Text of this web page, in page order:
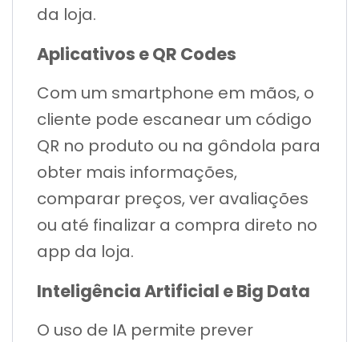
da loja.
Aplicativos e QR Codes
Com um smartphone em mãos, o
cliente pode escanear um código
QR no produto ou na gôndola para
obter mais informações,
comparar preços, ver avaliações
ou até finalizar a compra direto no
app da loja.
Inteligência Artificial e Big Data
O uso de IA permite prever